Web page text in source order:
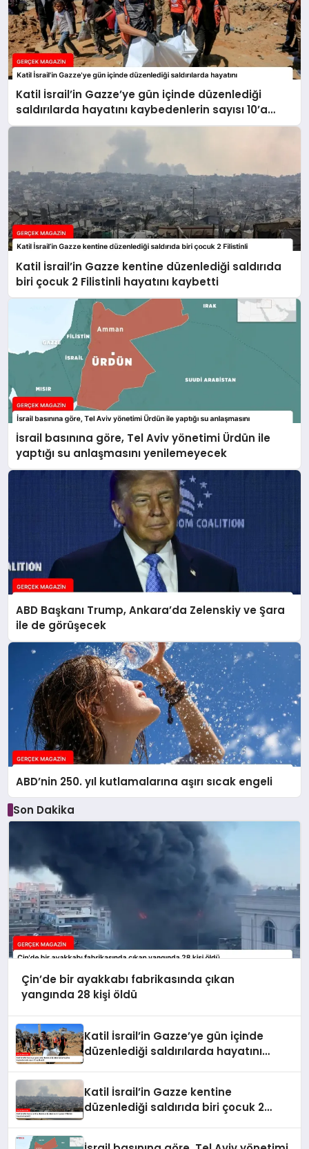
Katil İsrail’in Gazze’ye gün içinde düzenlediği
saldırılarda hayatını kaybedenlerin sayısı 10’a
yükseldi
Katil İsrail’in Gazze kentine düzenlediği saldırıda
biri çocuk 2 Filistinli hayatını kaybetti
İsrail basınına göre, Tel Aviv yönetimi Ürdün ile
yaptığı su anlaşmasını yenilemeyecek
ABD Başkanı Trump, Ankara’da Zelenskiy ve Şara
ile de görüşecek
ABD’nin 250. yıl kutlamalarına aşırı sıcak engeli
Son Dakika
Çin’de bir ayakkabı fabrikasında çıkan
yangında 28 kişi öldü
Katil İsrail’in Gazze’ye gün içinde
düzenlediği saldırılarda hayatını
Katil İsrail’in Gazze kentine
düzenlediği saldırıda biri çocuk 2